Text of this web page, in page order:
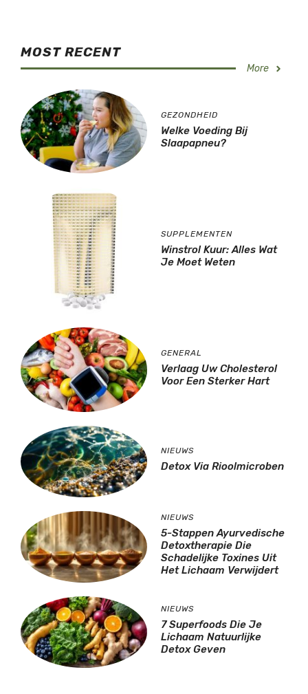
MOST RECENT
More
GEZONDHEID
Welke Voeding Bij
Slaapapneu?
SUPPLEMENTEN
Winstrol Kuur: Alles Wat
Je Moet Weten
GENERAL
Verlaag Uw Cholesterol
Voor Een Sterker Hart
NIEUWS
Detox Via Rioolmicroben
NIEUWS
5-Stappen Ayurvedische
Detoxtherapie Die
Schadelijke Toxines Uit
Het Lichaam Verwijdert
NIEUWS
7 Superfoods Die Je
Lichaam Natuurlijke
Detox Geven